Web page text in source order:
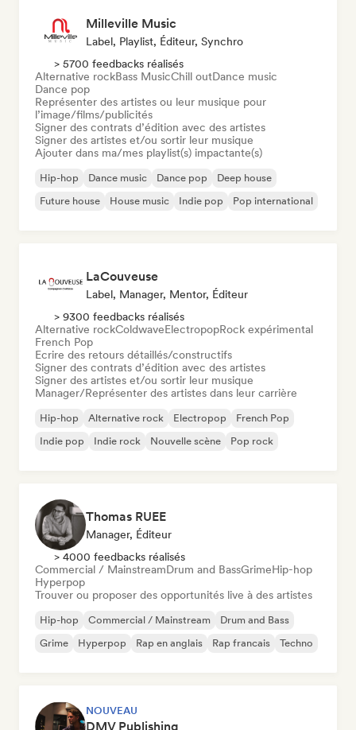
Milleville Music
Label, Playlist, Éditeur, Synchro
> 5700 feedbacks réalisés
Alternative rockBass MusicChill outDance music
Dance pop
Représenter des artistes ou leur musique pour
l’image/films/publicités
Signer des contrats d’édition avec des artistes
Signer des artistes et/ou sortir leur musique
Ajouter dans ma/mes playlist(s) impactante(s)
Hip-hop Dance music Dance pop
Deep house
Future house
House music Indie pop Pop international
LaCouveuse
Label, Manager, Mentor, Éditeur
> 9300 feedbacks réalisés
Alternative rockColdwaveElectropopRock expérimental
French Pop
Ecrire des retours détaillés/constructifs
Signer des contrats d’édition avec des artistes
Signer des artistes et/ou sortir leur musique
Manager/Représenter des artistes dans leur carrière
Hip-hop Alternative rock Electropop
French Pop
Indie pop
Indie rock Nouvelle scène Pop rock
Thomas RUEE
Manager, Éditeur
> 4000 feedbacks réalisés
Commercial / MainstreamDrum and BassGrimeHip-hop
Hyperpop
Trouver ou proposer des opportunités live à des artistes
Hip-hop Commercial / Mainstream
Drum and Bass
Grime
Hyperpop Rap en anglais Rap francais Techno
NOUVEAU
DMV Publishing